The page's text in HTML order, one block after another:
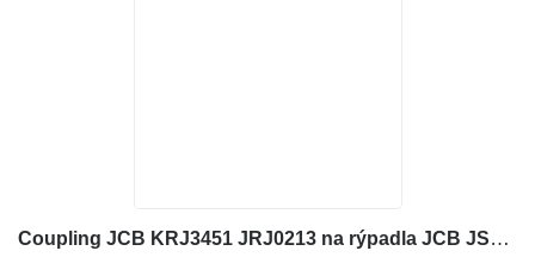
Coupling JCB KRJ3451 JRJ0213 na rýpadla JCB JS200, JS210, JS240, JS260